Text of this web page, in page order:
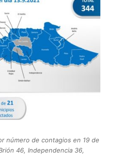
número de contagios en 19 de
46, Independencia 36,